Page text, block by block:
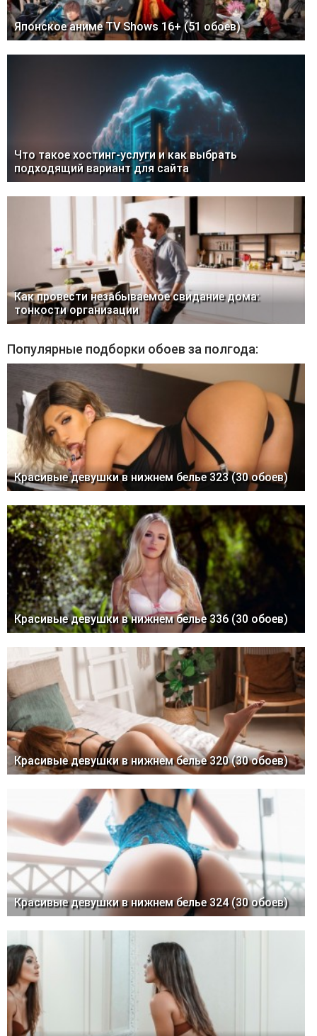
Японское аниме TV Shows 16+ (51 обоев)
Что такое хостинг-услуги и как выбрать
подходящий вариант для сайта
Как провести незабываемое свидание дома:
тонкости организации
Популярные подборки обоев за полгода:
Красивые девушки в нижнем белье 323 (30 обоев)
Красивые девушки в нижнем белье 336 (30 обоев)
Красивые девушки в нижнем белье 320 (30 обоев)
Красивые девушки в нижнем белье 324 (30 обоев)